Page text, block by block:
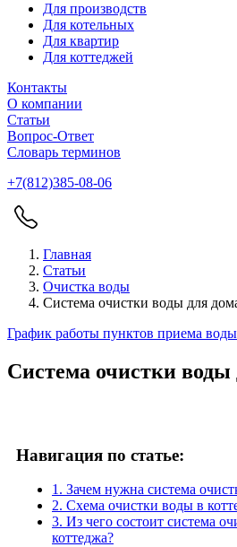
Для производств
Для котельных
Для квартир
Для коттеджей
Контакты
О компании
Статьи
Вопрос-Ответ
Словарь терминов
+7(812)385-08-06
Главная
Статьи
Очистка воды
Система очистки воды для
График работы пунктов приема воды
Система очистки воды
Навигация по статье:
1. Зачем нужна система
2. Схема очистки воды в
3. Из чего состоит система
коттеджа?